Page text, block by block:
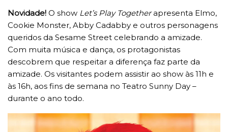
Novidade! O show Let’s Play Togetherapresenta Elmo,
Cookie Monster, Abby Cadabby e outros personagens
queridos da Sesame Street celebrando a amizade.
Com muita música e dança, os protagonistas
descobrem que respeitar a diferença faz parte da
amizade. Os visitantes podem assistir ao show às 11h e
às 16h, aos fins de semana no Teatro Sunny Day –
durante o ano todo.